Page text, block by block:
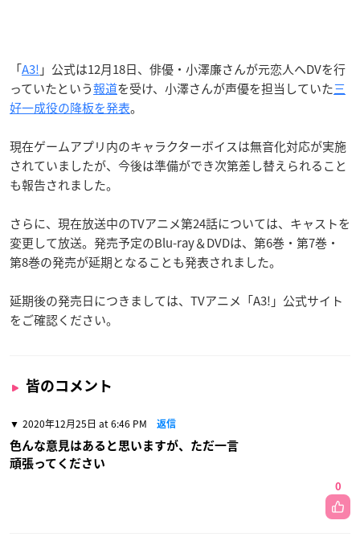
「A3! 」公式は12月18日、俳優・小澤廉さんが元恋人へDVを行
っていたという報道を受け、小澤さんが声優を担当していた三
好一成役の降板を発表。
現在ゲームアプリ内のキャラクターボイスは無音化対応が実施
されていましたが、今後は準備ができ次第差し替えられること
も報告されました。
さらに、現在放送中のTVアニメ第24話については、キャストを
変更して放送。発売予定のBlu-ray＆DVDは、第6巻・第7巻・
第8巻の発売が延期となることも発表されました。
延期後の発売日につきましては、TVアニメ「A3!」公式サイト
をご確認ください。
皆のコメント
2020年12月25日 at 6:46 PM 返信
色んな意見はあると思いますが、ただ一言
頑張ってください
0